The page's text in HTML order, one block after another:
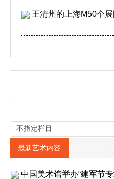
王清州的上海M50个
最新艺术内容
中国美术馆举办“建军节